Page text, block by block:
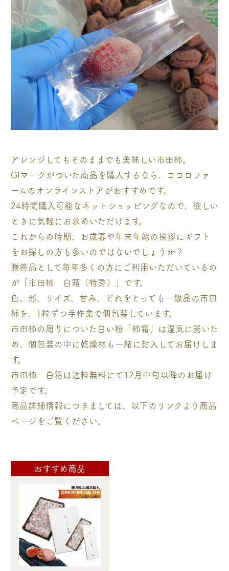
アレンジしてもそのままでも美味しい市田柿。
GIマークがついた商品を購入するなら、ココロファ
ームのオンラインストアがおすすめです。
24時間購入可能なネットショッピングなので、欲しい
ときに気軽にお求めいただけます。
これからの時期、お歳暮や年末年始の挨拶にギフト
をお探しの方も多いのではないでしょうか？
贈答品として毎年多くの方にご利用いただいているの
が「市田柿 白箱（特秀）」です。
色、形、サイズ、甘み、どれをとっても一級品の市田
柿を、1粒ずつ手作業で個包装しています。
市田柿の周りについた白い粉「柿霜」は湿気に弱いた
め、個包装の中に乾燥材も一緒に封入してお届けしま
す。
市田柿 白箱は送料無料にて12月中旬以降のお届け
予定です。
商品詳細情報につきましては、以下のリンクより商品
ページをご覧ください。
おすすめ商品